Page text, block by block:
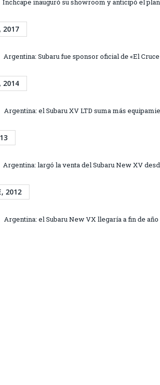
Inchcape inauguró su showroom y anticipó el
2017
Argentina: Subaru fue sponsor oficial de «El
2014
Argentina: el Subaru XV LTD suma más
Argentina: largó la venta del Subaru New XV
2012
Argentina: el Subaru New VX llegaría a fin de año